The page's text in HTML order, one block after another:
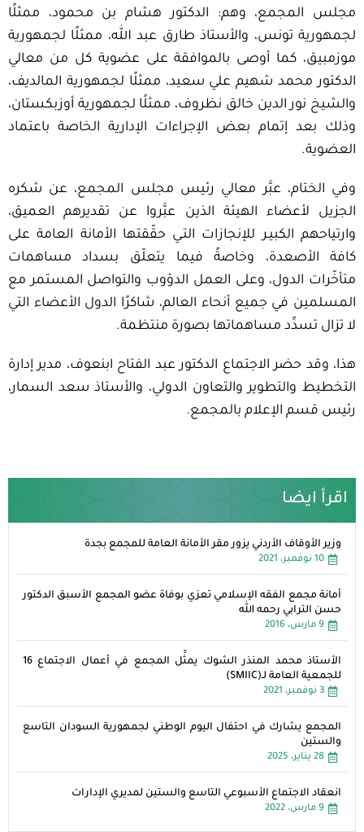
مجلس المجمع، وهم: الدكتور هشام بن محمود، ممثلًا
لجمهورية تونس، والأستاذ طارق عبد الله، ممثلًا لجمهورية
موزمبيق، كما أوصى بالموافقة على عضوية كل من معالي
الدكتور محمد شهيم علي سعيد، ممثلًا لجمهورية المالديف،
والشيخ نور الدين خالق نظروف، ممثلًا لجمهورية أوزبكستان،
وذلك بعد إتمام بعض الإجراءات الإدارية الخاصة باعتماد
العضوية.
وفي الختام، عبَّر معالي رئيس مجلس المجمع، عن شكره
الجزيل لأعضاء الهيئة الذين عبَّروا عن تقديرهم العميق،
وارتياحهم الكبيـر للإنجازات التـي حقّقتها الأمانة العامة على
كافة الأصعدة، وخاصةً فيما يتعلّق بسداد مساهمات
متأخّرات الدول، وعلى العمل الدؤوب والتواصل المستمر مع
المسلمين في جميع أنحاء العالم، شاكرًا الدول الأعضاء التي
لا تزال تسدِّد مساهماتها بصورة منتظمة.
هذا، وقد حضر الاجتماع الدكتور عبد الفتاح ابنعوف، مدير إدارة
التخطيط والتطوير والتعاون الدولي، والأستاذ سعد السمار،
رئيس قسم الإعلام بالمجمع.
اقرأ ايضا
وزير الأوقاف الأردني يزور مقر الأمانة العامة للمجمع بجدة
10 نوفمبر، 2021
أمانة مجمع الفقه الإسلامي تعزي بوفاة عضو المجمع الأسبق الدكتور
حسن الترابي رحمه الله
9 مارس، 2016
الأستاذ محمد المنذر الشوك يمثِّل المجمع في أعمال الاجتماع 16
للجمعية العامة لـ(SMIIC)
3 نوفمبر، 2021
المجمع يشارك في احتفال اليوم الوطني لجمهورية السودان التاسع
والستين
28 يناير، 2025
انعقاد الاجتماع الأسبوعي التاسع والستين لمديري الإدارات
9 مارس، 2022